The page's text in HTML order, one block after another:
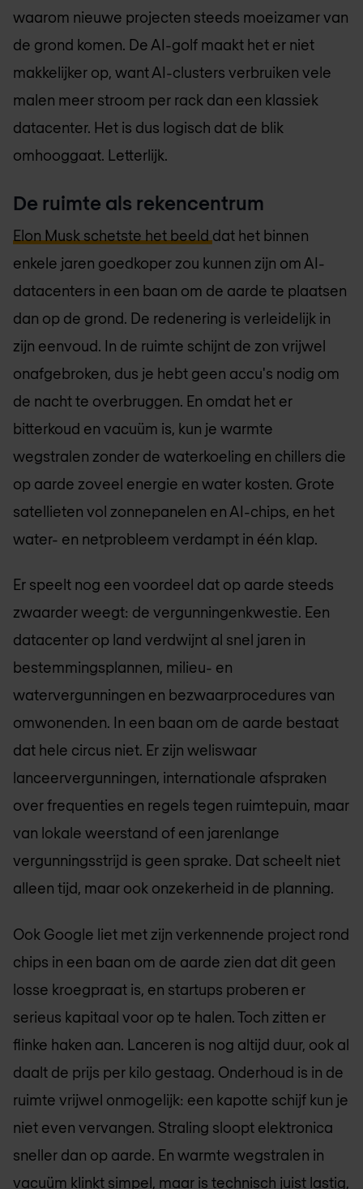
waarom nieuwe projecten steeds moeizamer van
de grond komen. De AI-golf maakt het er niet
makkelijker op, want AI-clusters verbruiken vele
malen meer stroom per rack dan een klassiek
datacenter. Het is dus logisch dat de blik
omhooggaat. Letterlijk.
De ruimte als rekencentrum
Elon Musk schetste het beeld dat het binnen
enkele jaren goedkoper zou kunnen zijn om AI-
datacenters in een baan om de aarde te plaatsen
dan op de grond. De redenering is verleidelijk in
zijn eenvoud. In de ruimte schijnt de zon vrijwel
onafgebroken, dus je hebt geen accu's nodig om
de nacht te overbruggen. En omdat het er
bitterkoud en vacuüm is, kun je warmte
wegstralen zonder de waterkoeling en chillers die
op aarde zoveel energie en water kosten. Grote
satellieten vol zonnepanelen en AI-chips, en het
water- en netprobleem verdampt in één klap.
Er speelt nog een voordeel dat op aarde steeds
zwaarder weegt: de vergunningenkwestie. Een
datacenter op land verdwijnt al snel jaren in
bestemmingsplannen, milieu- en
watervergunningen en bezwaarprocedures van
omwonenden. In een baan om de aarde bestaat
dat hele circus niet. Er zijn weliswaar
lanceervergunningen, internationale afspraken
over frequenties en regels tegen ruimtepuin, maar
van lokale weerstand of een jarenlange
vergunningsstrijd is geen sprake. Dat scheelt niet
alleen tijd, maar ook onzekerheid in de planning.
Ook Google liet met zijn verkennende project rond
chips in een baan om de aarde zien dat dit geen
losse kroegpraat is, en startups proberen er
serieus kapitaal voor op te halen. Toch zitten er
flinke haken aan. Lanceren is nog altijd duur, ook al
daalt de prijs per kilo gestaag. Onderhoud is in de
ruimte vrijwel onmogelijk: een kapotte schijf kun je
niet even vervangen. Straling sloopt elektronica
sneller dan op aarde. En warmte wegstralen in
vacuüm klinkt simpel, maar is technisch juist lastig,